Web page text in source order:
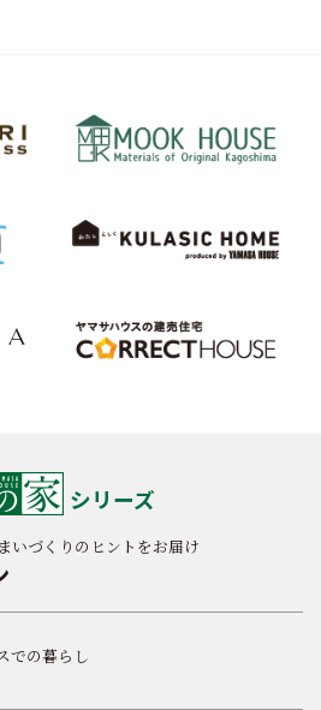
シリーズ
いづくりのヒントをお届け
での暮らし